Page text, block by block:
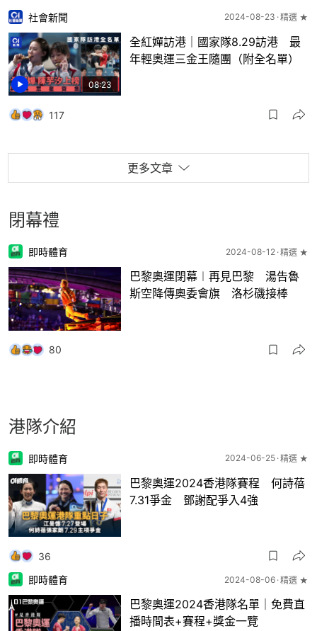
08:23
社會新聞 2024-08-23 精選 ★
全紅嬋訪港｜國家隊8.29訪港 最
年輕奧運三金王隨團（附全名單）
117
更多文章
閉幕禮
即時體育 2024-08-12 精選 ★
巴黎奧運閉幕︱再見巴黎 湯告魯
斯空降傳奧委會旗 洛杉磯接棒
80
港隊介紹
即時體育 2024-06-25 精選 ★
巴黎奧運2024香港隊賽程 何詩蓓
7.31爭金 鄧謝配爭入4強
36
即時體育
2024-08-06 精選 ★
巴黎奧運2024香港隊名單｜免費直
播時間表+賽程+獎金一覽